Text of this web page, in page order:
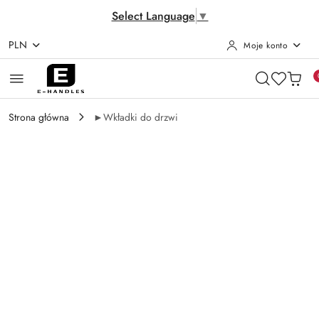
Select Language ▼
Przejdź do treści głównej
Przejdź do wyszukiwarki
Przejdź do moje konto
Przejdź do menu głównego
Przejdź do opisu produktu
Przejdź do stopki
PLN Moje konto
Strona główna ►Wkładki do drzwi